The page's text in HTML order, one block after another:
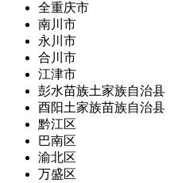
全重庆市
南川市
永川市
合川市
江津市
彭水苗族土家族自治县
酉阳土家族苗族自治县
黔江区
巴南区
渝北区
万盛区